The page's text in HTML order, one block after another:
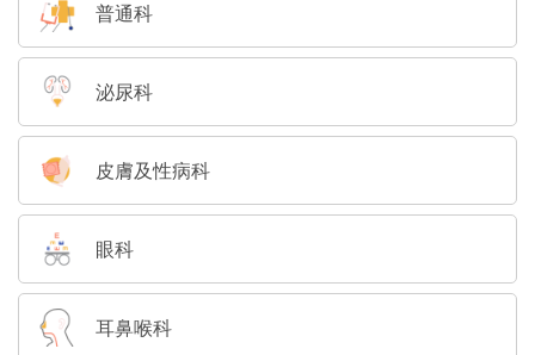
普通科
泌尿科
皮膚及性病科
眼科
耳鼻喉科